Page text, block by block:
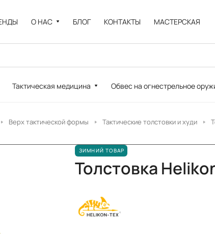
О НАС БЛОГ КОНТАКТЫ МАСТЕРСКАЯ
Тактическая медицина Обвес на огнестрельное
Верх тактической формы Тактические толстовки и худи
ЗИМНИЙ ТОВАР
Толстовка